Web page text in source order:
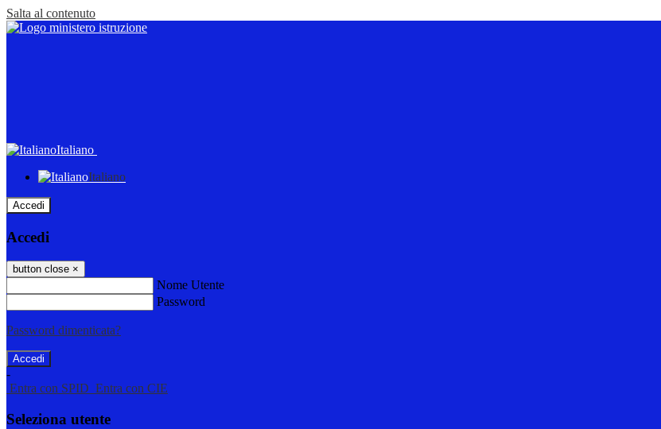
Salta al contenuto
Italiano
Italiano
Accedi
Accedi
button close ×
Nome Utente
Password
Password dimenticata?
-
Entra con SPID Entra con CIE
Seleziona utente